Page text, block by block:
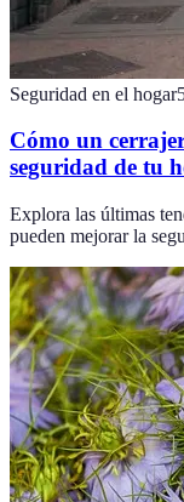
Seguridad en el hogar
Cómo un
seguridad de tu
Explora las últimas
pueden mejorar la